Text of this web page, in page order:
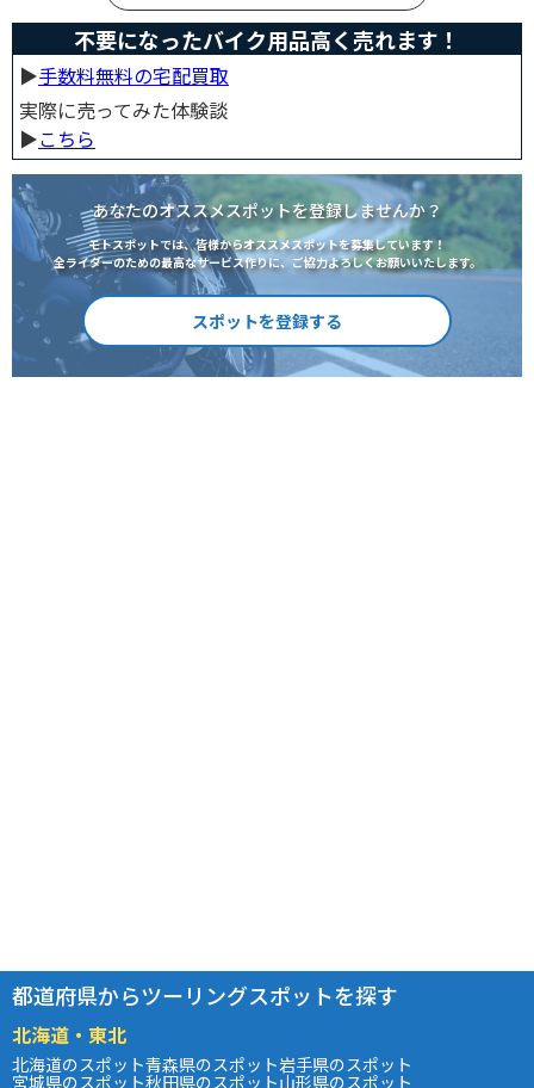
不要になったバイク用品高く売れます！
▶︎手数料無料の宅配買取
実際に売ってみた体験談
▶︎こちら
あなたのオススメスポットを登録しませんか？
モトスポットでは、皆様からオススメスポットを募集しています！
全ライダーのための最高なサービス作りに、ご協力よろしくお願いいたします。
スポットを登録する
都道府県からツーリングスポットを探す
北海道・東北
北海道のスポット青森県のスポット岩手県のスポット
宮城県のスポット秋田県のスポット山形県のスポット